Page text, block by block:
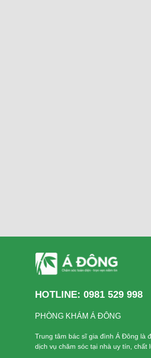
HOTLINE: 0981 529 998
PHÒNG KHÁM Á ĐÔNG
Trung tâm bác sĩ gia đình Á Đông là
dịch vụ chăm sóc tại nhà uy tín, chất